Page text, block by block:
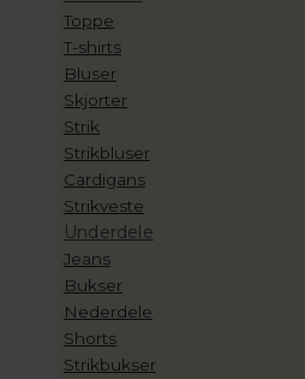
Toppe
T-shirts
Bluser
Skjorter
Strik
Strikbluser
Cardigans
Strikveste
Underdele
Jeans
Bukser
Nederdele
Shorts
Strikbukser